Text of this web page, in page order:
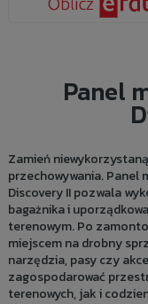
Panel
Zamień
przechowywania. Panel
Discovery II pozwala
bagażnika i
terenowym. Po
miejscem na drobny
narzędzia, pasy czy
zagospodarować
terenowych, jak i